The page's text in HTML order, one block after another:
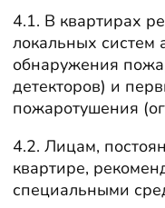
4.1. В квартирах
локальных систем
обнаружения
детекторов) и
пожаротушения
4.2. Лицам,
квартире,
специальными